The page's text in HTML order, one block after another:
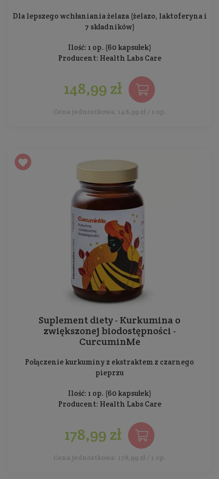
Dla lepszego wchłaniania żelaza (żelazo, laktoferyna i
7 składników)
Ilość: 1 op. (60 kapsułek)
Producent: Health Labs Care
148,99 zł
Cena jednostkowa: 148,99 zł / 1 op.
Suplement diety - Kurkumina o
zwiększonej biodostępności -
CurcuminMe
Połączenie kurkuminy z ekstraktem z czarnego
pieprzu
Ilość: 1 op. (60 kapsułek)
Producent: Health Labs Care
178,99 zł
Cena jednostkowa: 178,99 zł / 1 op.